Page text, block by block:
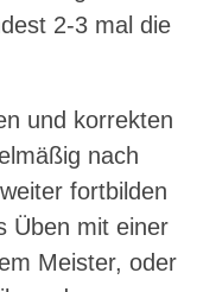
2-3 mal die
und korrekten
nach
fortbilden
Üben mit einer
Meister, oder